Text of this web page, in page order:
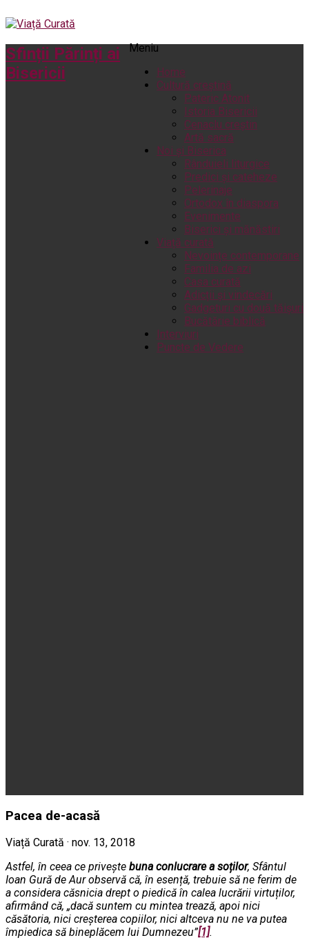
Meniu
Home
Cultură creștină
Pateric Atonit
Istoria Bisericii
Cenaclu creștin
Artă sacră
Noi și Biserica
Rânduieli liturgice
Predici și cateheze
Pelerinaje
Ortodox în diaspora
Evenimente
Biserici și mănăstiri
Viață curată
Nevoințe contemporane
Familia de azi
Casa curată
Adicții și vindecări
Gadgeturi cu două tăișuri
Bucătărie biblică
Interviuri
Puncte de Vedere
Sfinții Părinți ai
Bisericii
Pacea de-acasă
Viață Curată · nov. 13, 2018
Astfel, în ceea ce privește buna conlucrare a soților, Sfântul
Ioan Gură de Aur observă că, în esență, trebuie să ne ferim de
a considera căsnicia drept o piedică în calea lucrării virtuților,
afirmând că, „dacă suntem cu mintea trează, apoi nici
căsătoria, nici creșterea copiilor, nici altceva nu ne va putea
împiedica să bineplăcem lui Dumnezeu”[1].